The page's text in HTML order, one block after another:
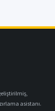
asistanı.